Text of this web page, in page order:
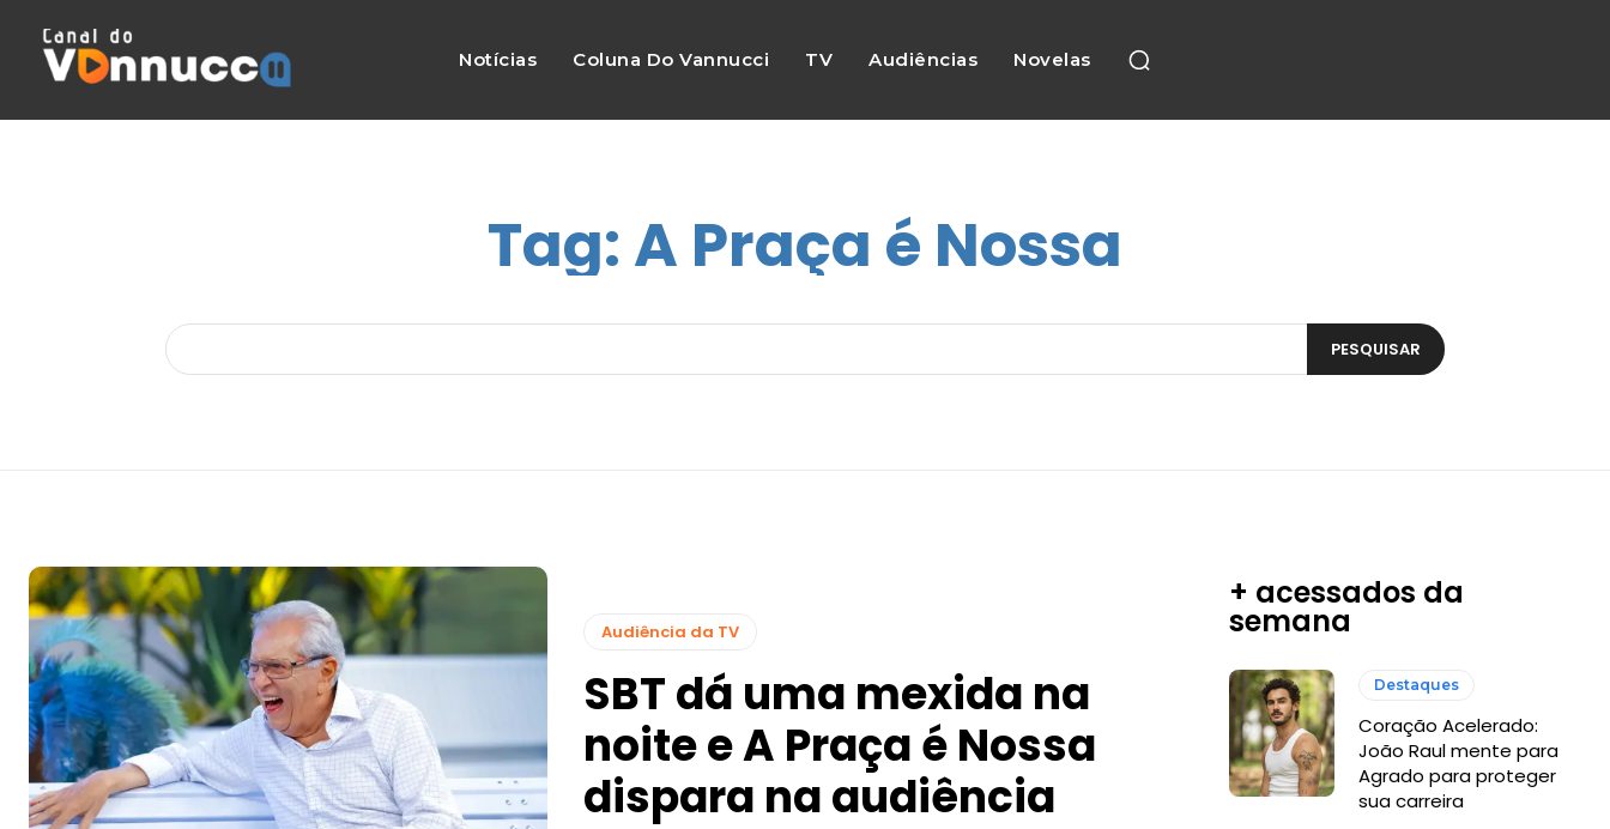
Notícias Coluna Do Vannucci TV Audiências Novelas
Tag: A Praça é Nossa
PESQUISAR
Audiência da TV
SBT dá uma mexida na
noite e A Praça é Nossa
dispara na audiência
+ acessados da
semana
Destaques
Coração Acelerado:
João Raul mente para
Agrado para proteger
sua carreira